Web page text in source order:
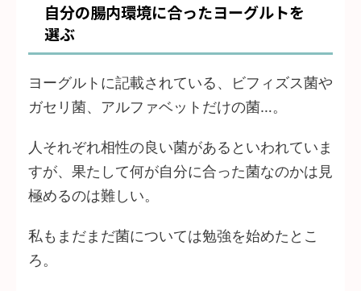
自分の腸内環境に合ったヨーグルトを
選ぶ
ヨーグルトに記載されている、ビフィズス菌や
ガセリ菌、アルファベットだけの菌…。
人それぞれ相性の良い菌があるといわれていま
すが、果たして何が自分に合った菌なのかは見
極めるのは難しい。
私もまだまだ菌については勉強を始めたとこ
ろ。